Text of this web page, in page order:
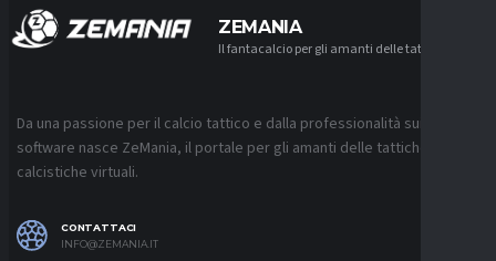
ZEMANIA
Il fantacalcio per gli amanti delle tattiche
Da una passione per il calcio tattico e dalla professionalità sui
software nasce ZeMania, il portale per gli amanti delle tattiche
calcistiche virtuali.
CONTATTACI
INFO@ZEMANIA.IT